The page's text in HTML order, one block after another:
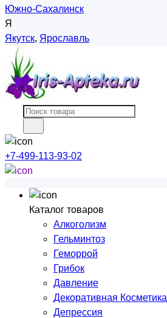
Южно-Сахалинск
Я
Якутск, Ярославль
+7-499-113-93-02
Каталог товаров
Алкоголизм
Гельминтоз
Геморрой
Грибок
Давление
Декоративная Косметика
Депрессия